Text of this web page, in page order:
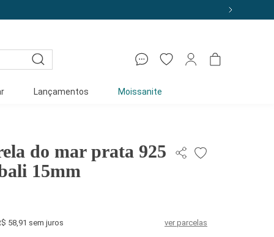
Lançamentos Moissanite
do mar prata 925
15mm
58,91 sem juros
ver parcelas